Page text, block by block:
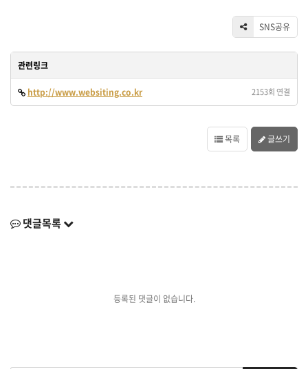
SNS공유
관련링크
http://www.websiting.co.kr 2153회 연결
목록 글쓰기
댓글목록
등록된 댓글이 없습니다.